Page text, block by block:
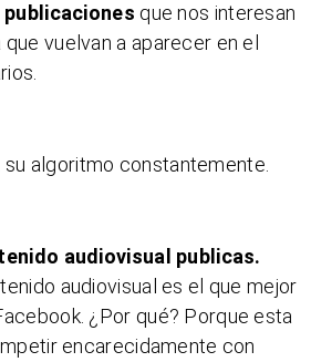
que nos interesan
vuelvan a aparecer en el
audiovisual publicas.
audiovisual es el que mejor
¿Por qué? Porque esta
encarecidamente con